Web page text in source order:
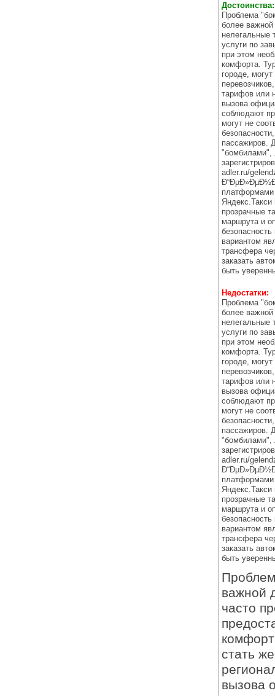
Проблема
более
нелегальные
услуги по
при этом
комфорта.
городе,
тарифов или
вызова
соблюдают
могут не
пассажиров.
"бомбилами",
adler.ru/
платформами
прозрачные
маршрута и
вариантом
трансфера
заказать
быть
Недостатки:
Проблема
более
нелегальные
услуги по
при этом
комфорта.
городе,
тарифов или
вызова
соблюдают
могут не
пассажиров.
"бомбилами",
adler.ru/
платформами
прозрачные
маршрута и
вариантом
трансфера
заказать
быть
важной
часто
стать
вызова